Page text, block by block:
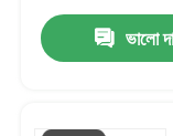
ভিআর শো ভালো